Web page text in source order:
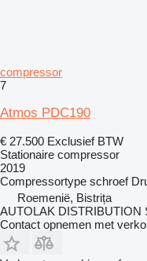
compressor
7
Atmos PDC190
€ 27.500 Exclusief BTW
Stationaire compressor
2019
Compressortype schroef
Roemenië, Bistrița
AUTOLAK DISTRIBUTION
Contact opnemen met